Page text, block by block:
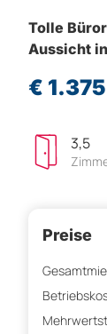
Tolle
Aussicht
€
3,5
Preise